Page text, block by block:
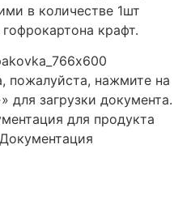
в количестве 1шт
крафт.
пожалуйста, нажмите на
для загрузки документа.
для продукта